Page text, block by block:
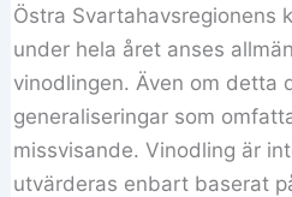
Östra Svartahavsregionens
under hela året anses
vinodlingen. Även om detta
generaliseringar som
missvisande. Vinodling är
utvärderas enbart baserat